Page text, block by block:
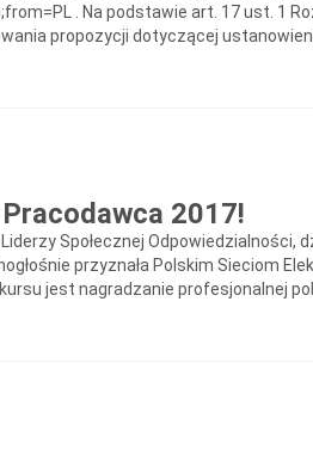
. Na podstawie art. 17 ust. 1
propozycji dotyczącej
2017!
Społecznej Odpowiedzialności,
przyznała Polskim Sieciom
jest nagradzanie profesjonalnej